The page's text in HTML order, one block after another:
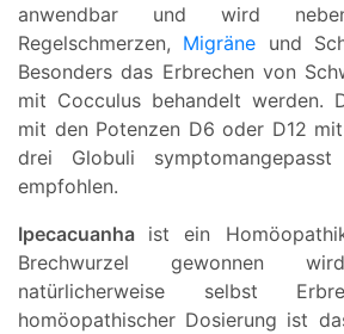
anwendbar und wird
Regelschmerzen, Migräne und
Besonders das Erbrechen von
mit Cocculus behandelt werden.
mit den Potenzen D6 oder D12
drei Globuli
empfohlen.
Ipecacuanha ist ein
Brechwurzel gewonnen
natürlicherweise selbst
homöopathischer Dosierung ist